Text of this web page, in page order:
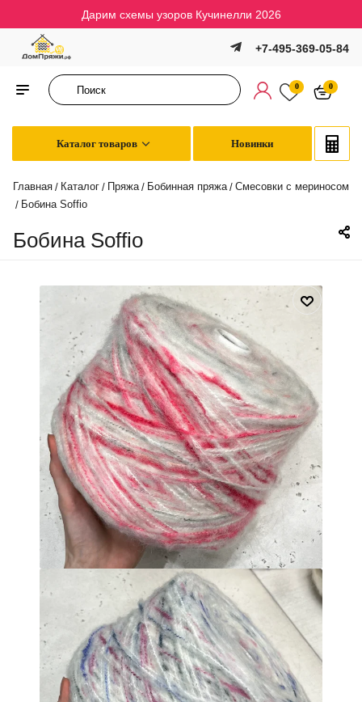
Дарим схемы узоров Кучинелли 2026
+7-495-369-05-84
0 0
Каталог товаров Новинки
Главная / Каталог / Пряжа / Бобинная пряжа / Смесовки с мериносом
/ Бобина Soffio
Бобина Soffio